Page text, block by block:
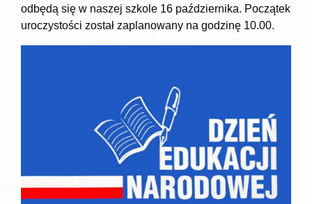
odbędą się w naszej szkole 16 października. Początek
uroczystości został zaplanowany na godzinę 10.00.